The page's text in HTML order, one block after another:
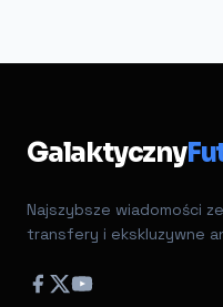
Galaktyczny
Najszybsze wiadomości
transfery i ekskluzywne